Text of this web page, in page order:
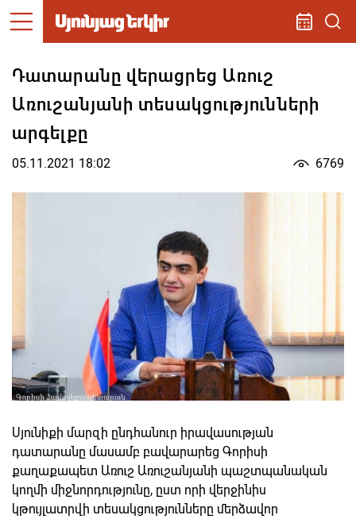
Դատարանը վերացրեց Առուշ
Առուշանյանի տեսակցությունների
արգելքը
05.11.2021 18:02 6769
Սյունիքի մարզի ընդհանուր իրավասության
դատարանը մասամբ բավարարեց Գորիսի
քաղաքապետ Առուշ Առուշանյանի պաշտպանական
կողմի միջնորդությունը, ըստ որի վերջինիս
կթույլատրվի տեսակցությունները մերձավոր